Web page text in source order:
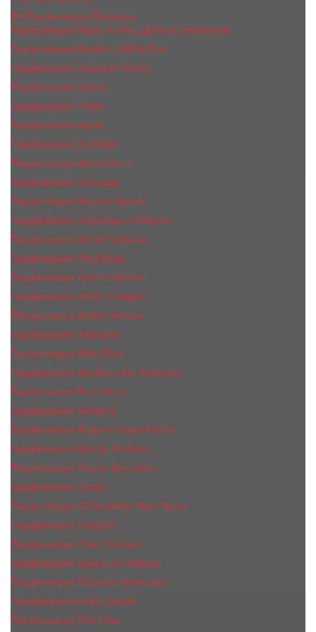
Парфюмерия Премиум
Парфюмерия Made In UAE (Духи из Эмиратов)
Парфюмерия Made In UAE A Plus
Парфюмерия Acqua Di Parma
Парфюмерия Adisha
Парфюмерия Afnan
Парфюмерия Ajmal
Парфюмерия Aj Arabia
Парфюмерия Alexandre J.
Парфюмерия Amouage
Парфюмерия Antonio Maretti
Парфюмерия Arabesque Perfumes
Парфюмерия Ard Al Zaafaran
Парфюмерия ArteOlfatto
Парфюмерия Attar Collection
Парфюмерия Atelier Cologne
Парфюмерия Atelier Versace
Парфюмерия Atkinsons
Парфюмерия Billie Eilish
Парфюмерия Boadicea the Victorious
Парфюмерия Boucheron
Парфюмерия Burberry
Парфюмерия Bvlgari Limited Edition
Парфюмерия Byredo Parfums
Парфюмерия Carner Barcelona
Парфюмерия Cartier
Парфюмерия Chloe Atelier Des Fleurs
Парфюмерия Сhopard
Парфюмерия Clive Christian
Парфюмерия Дольче & Габбана
Парфюмерия Escentric Molecules
Парфюмерия Estee Lаudеr
Парфюмерия Etat Libre